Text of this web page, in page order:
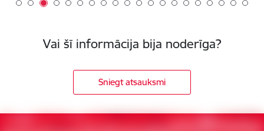
Vai šī informācija bija noderīga?
Sniegt atsauksmi